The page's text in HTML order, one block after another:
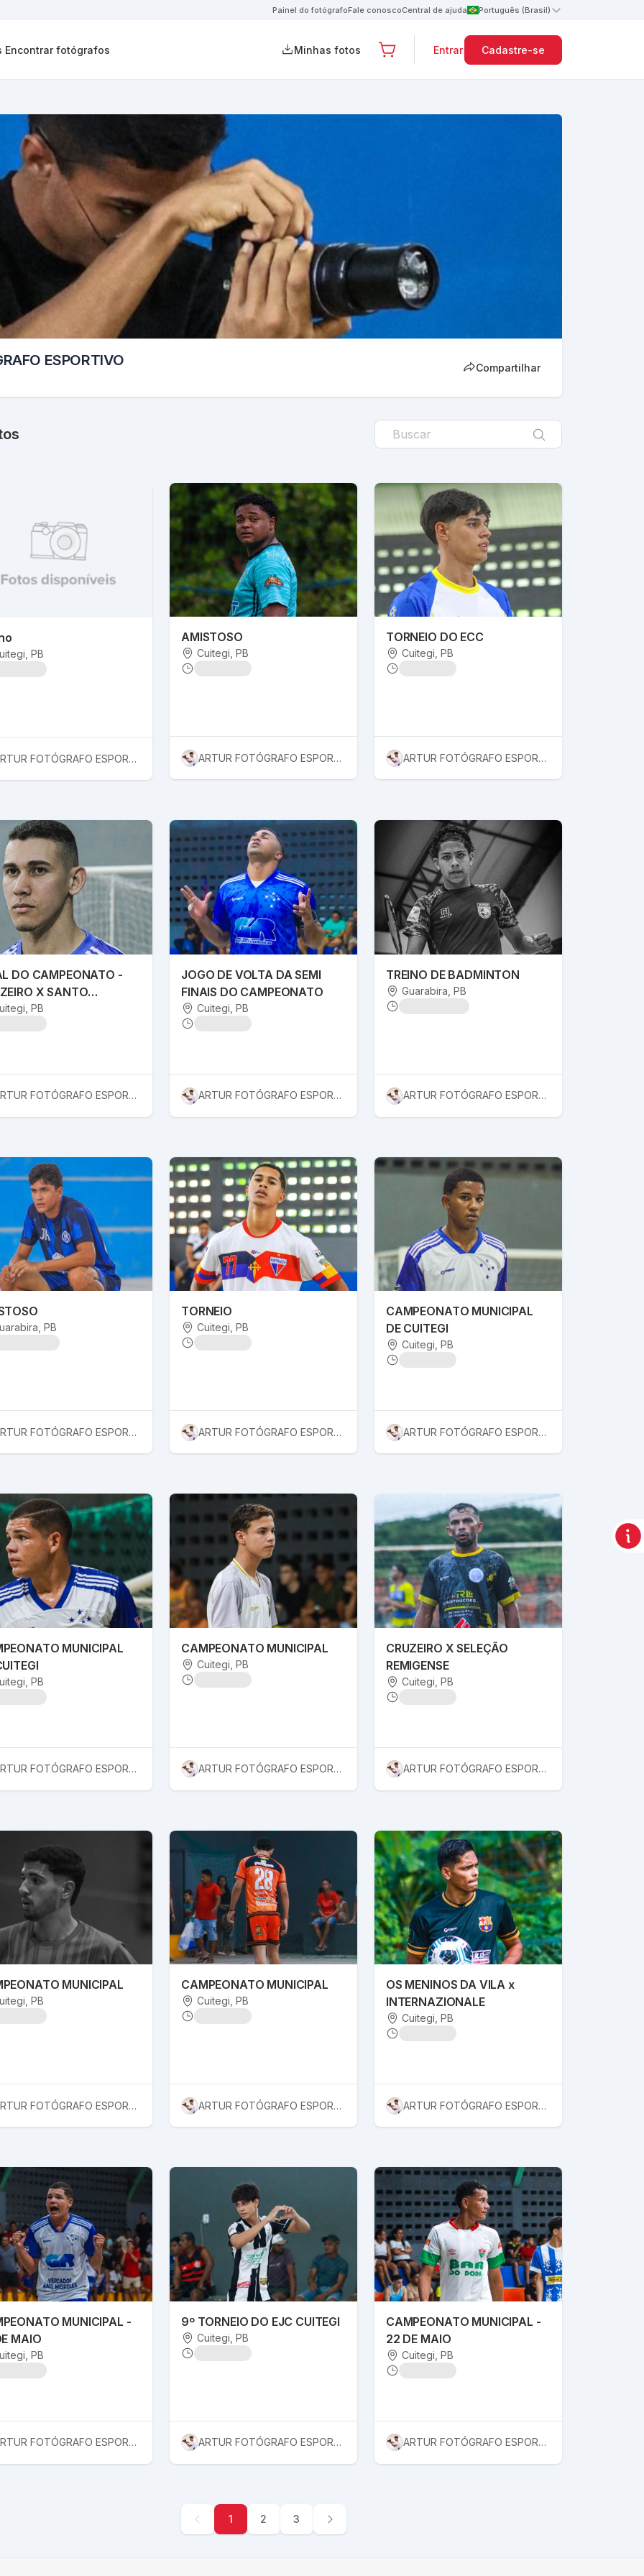
Painel do fotógrafoFale conoscoCentral de ajuda Português (Brasil)
Encontrar fotógrafos Minhas fotos Entrar Cadastre-se
ESPORTIVO Compartilhar
, PB
ARTUR FOTÓGRAFO ESPORTIVO
AMISTOSO
Cuitegi , PB
ARTUR FOTÓGRAFO ESPORTIVO
TORNEIO DO ECC
Cuitegi , PB
ARTUR FOTÓGRAFO ESPORTIVO
DO CAMPEONATO -
X SANTO
, PB
ARTUR FOTÓGRAFO ESPORTIVO
JOGO DE VOLTA DA SEMI
FINAIS DO CAMPEONATO
Cuitegi , PB
ARTUR FOTÓGRAFO ESPORTIVO
TREINO DE BADMINTON
Guarabira , PB
ARTUR FOTÓGRAFO ESPORTIVO
, PB
ARTUR FOTÓGRAFO ESPORTIVO
TORNEIO
Cuitegi , PB
ARTUR FOTÓGRAFO ESPORTIVO
CAMPEONATO MUNICIPAL
DE CUITEGI
Cuitegi , PB
ARTUR FOTÓGRAFO ESPORTIVO
MUNICIPAL
, PB
ARTUR FOTÓGRAFO ESPORTIVO
CAMPEONATO MUNICIPAL
Cuitegi , PB
ARTUR FOTÓGRAFO ESPORTIVO
CRUZEIRO X SELEÇÃO
REMIGENSE
Cuitegi , PB
ARTUR FOTÓGRAFO ESPORTIVO
MUNICIPAL
, PB
ARTUR FOTÓGRAFO ESPORTIVO
CAMPEONATO MUNICIPAL
Cuitegi , PB
ARTUR FOTÓGRAFO ESPORTIVO
OS MENINOS DA VILA x
INTERNAZIONALE
Cuitegi , PB
ARTUR FOTÓGRAFO ESPORTIVO
MUNICIPAL -
MAIO
, PB
ARTUR FOTÓGRAFO ESPORTIVO
9º TORNEIO DO EJC CUITEGI
Cuitegi , PB
ARTUR FOTÓGRAFO ESPORTIVO
CAMPEONATO MUNICIPAL -
22 DE MAIO
Cuitegi , PB
ARTUR FOTÓGRAFO ESPORTIVO
1 2 3